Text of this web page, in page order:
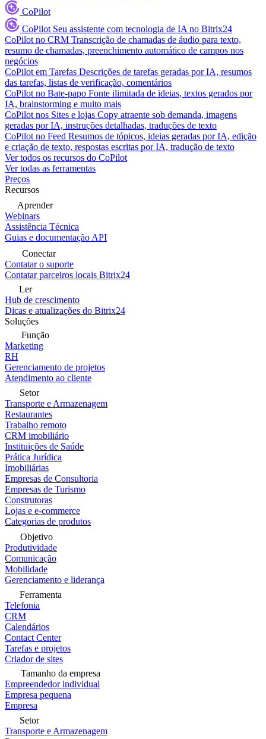
CoPilot
CoPilot Seu assistente com tecnologia de IA no Bitrix24
CoPilot no CRM Transcrição de chamadas de áudio para texto,
resumo de chamadas, preenchimento automático de campos nos
negócios
CoPilot em Tarefas Descrições de tarefas geradas por IA, resumos
das tarefas, listas de verificação, comentários
CoPilot no Bate-papo Fonte ilimitada de ideias, textos gerados por
IA, brainstorming e muito mais
CoPilot nos Sites e lojas Copy atraente sob demanda, imagens
geradas por IA, instruções detalhadas, traduções de texto
CoPilot no Feed Resumos de tópicos, ideias geradas por IA, edição
e criação de texto, respostas escritas por IA, tradução de texto
Ver todos os recursos do CoPilot
Ver todas as ferramentas
Preços
Recursos
Aprender
Webinars
Assistência Técnica
Guias e documentação API
Conectar
Contatar o suporte
Contatar parceiros locais Bitrix24
Ler
Hub de crescimento
Dicas e atualizações do Bitrix24
Soluções
Função
Marketing
RH
Gerenciamento de projetos
Atendimento ao cliente
Setor
Transporte e Armazenagem
Restaurantes
Trabalho remoto
CRM imobiliário
Instituições de Saúde
Prática Jurídica
Imobiliárias
Empresas de Consultoria
Empresas de Turismo
Construtoras
Lojas e e-commerce
Categorias de produtos
Objetivo
Produtividade
Comunicação
Mobilidade
Gerenciamento e liderança
Ferramenta
Telefonia
CRM
Calendários
Contact Center
Tarefas e projetos
Criador de sites
Tamanho da empresa
Empreendedor individual
Empresa pequena
Empresa
Setor
Transporte e Armazenagem